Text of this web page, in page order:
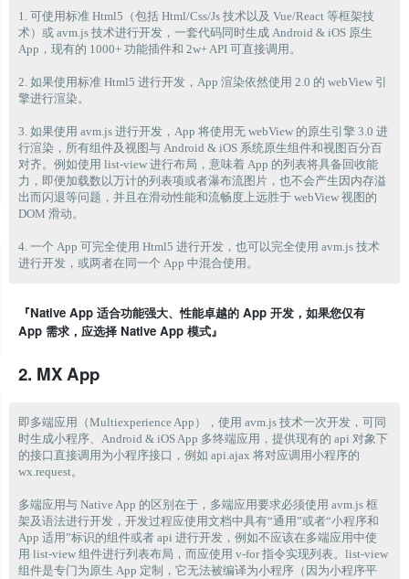
1. 可使用标准 Html5（包括 Html/Css/Js 技术以及 Vue/React 等框架技
术）或 avm.js 技术进行开发，一套代码同时生成 Android & iOS 原生
App，现有的 1000+ 功能插件和 2w+ API 可直接调用。
2. 如果使用标准 Html5 进行开发，App 渲染依然使用 2.0 的 webView 引
擎进行渲染。
3. 如果使用 avm.js 进行开发，App 将使用无 webView 的原生引擎 3.0 进
行渲染，所有组件及视图与 Android & iOS 系统原生组件和视图百分百
对齐。例如使用 list-view 进行布局，意味着 App 的列表将具备回收能
力，即便加载数以万计的列表项或者瀑布流图片，也不会产生因内存溢
出而闪退等问题，并且在滑动性能和流畅度上远胜于 webView 视图的
DOM 滑动。
4. 一个 App 可完全使用 Html5 进行开发，也可以完全使用 avm.js 技术
『Native App 适合功能强大、性能卓越的 App 开发，如果您仅有
App 需求，应选择 Native App 模式』
2. MX App
即多端应用（Multiexperience App），使用 avm.js 技术一次开发，可同
时生成小程序、Android & iOS App 多终端应用，提供现有的 api 对象下
的接口直接调用为小程序接口，例如 api.ajax 将对应调用小程序的
wx.request。
多端应用与 Native App 的区别在于，多端应用要求必须使用 avm.js 框
架及语法进行开发，开发过程应使用文档中具有“通用”或者“小程序和
App 适用”标识的组件或者 api 进行开发，例如不应该在多端应用中使
用 list-view 组件进行列表布局，而应使用 v-for 指令实现列表。list-view
组件是专门为原生 App 定制，它无法被编译为小程序（因为小程序平